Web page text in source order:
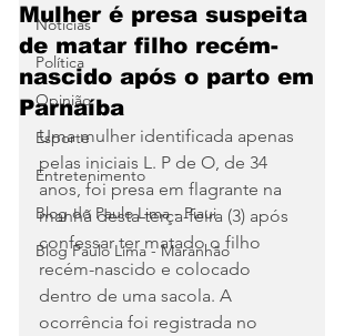
Notícias
Política
Opinião
Esporte
Entretenimento
Blog do Paulo Lima - Piaui
Blog Paulo Lima - Maranhão
Mulher é presa suspeita
de matar filho recém-
nascido após o parto em
Parnaíba
Uma mulher identificada apenas
pelas iniciais L. P de O, de 34
anos, foi presa em flagrante na
manhã desta terça-feira (3) após
confessar ter matado o filho
recém-nascido e colocado
dentro de uma sacola. A
ocorrência foi registrada no